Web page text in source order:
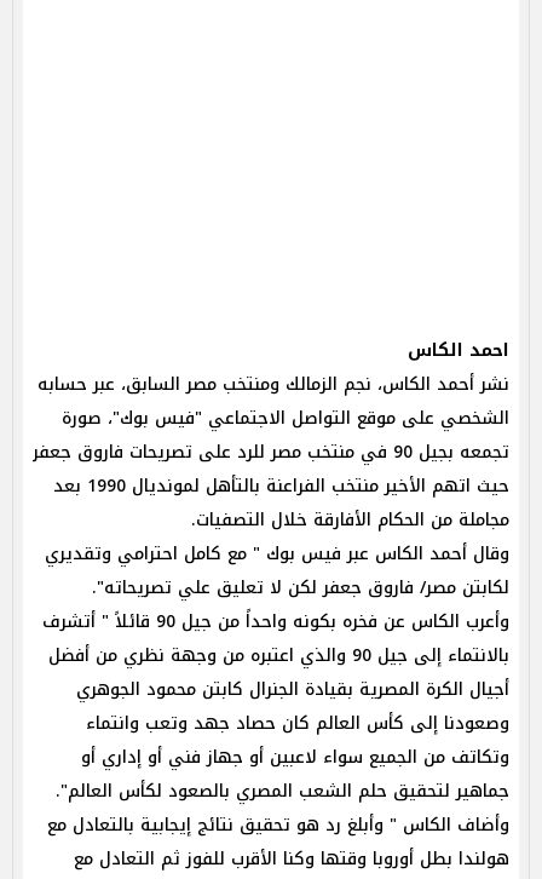
احمد الكاس
نشر أحمد الكاس، نجم الزمالك ومنتخب مصر السابق، عبر حسابه
الشخصي على موقع التواصل الاجتماعي "فيس بوك"، صورة
تجمعه بجيل 90 في منتخب مصر للرد على تصريحات فاروق جعفر
حيث اتهم الأخير منتخب الفراعنة بالتأهل لمونديال 1990 بعد
مجاملة من الحكام الأفارقة خلال التصفيات.
وقال أحمد الكاس عبر فيس بوك " مع كامل احترامي وتقديري
لكابتن مصر/ فاروق جعفر لكن لا تعليق علي تصريحاته".
وأعرب الكاس عن فخره بكونه واحداً من جيل 90 قائلاً " أتشرف
بالانتماء إلى جيل 90 والذي اعتبره من وجهة نظري من أفضل
أجيال الكرة المصرية بقيادة الجنرال كابتن محمود الجوهري
وصعودنا إلى كأس العالم كان حصاد جهد وتعب وانتماء
وتكاتف من الجميع سواء لاعبين أو جهاز فني أو إداري أو
جماهير لتحقيق حلم الشعب المصري بالصعود لكأس العالم".
وأضاف الكاس " وأبلغ رد هو تحقيق نتائج إيجابية بالتعادل مع
هولندا بطل أوروبا وقتها وكنا الأقرب للفوز ثم التعادل مع